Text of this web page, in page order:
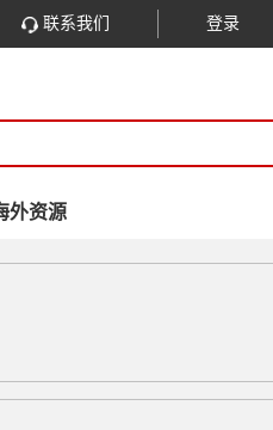
登录
联系我们
外资源